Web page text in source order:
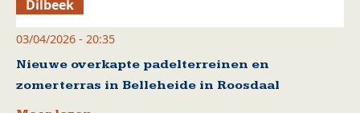
Dilbeek
03/04/2026 - 20:35
Nieuwe overkapte padelterreinen en
zomerterras in Belleheide in Roosdaal